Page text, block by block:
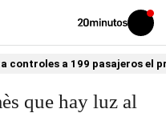
Volver
Iniciar
sesión
controles a 199 pasajeros el
que hay luz al